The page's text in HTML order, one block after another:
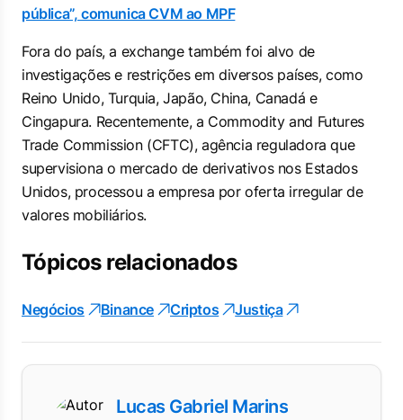
pública”, comunica CVM ao MPF
Fora do país, a exchange também foi alvo de
investigações e restrições em diversos países, como
Reino Unido, Turquia, Japão, China, Canadá e
Cingapura. Recentemente, a Commodity and Futures
Trade Commission(CFTC), agência reguladora que
supervisiona o mercado de derivativos nos Estados
Unidos, processou a empresa por oferta irregular de
valores mobiliários.
Tópicos relacionados
Negócios Binance Criptos Justiça
Lucas Gabriel Marins